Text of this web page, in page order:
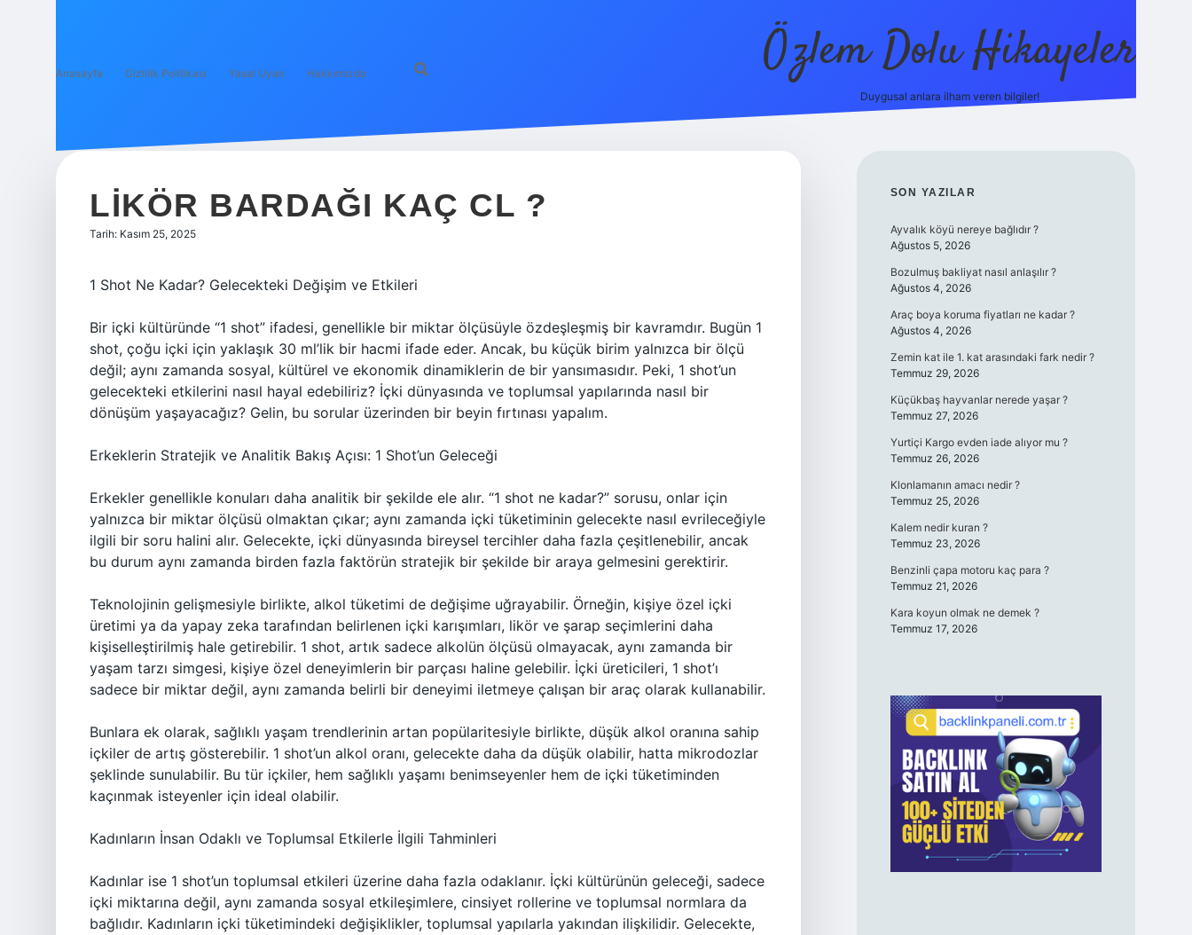
Anasayfa Gizlilik Politikası Yasal Uyarı Hakkımızda Özlem Dolu Hikayeler
Duygusal anlara ilham veren bilgiler!
LIKÖR BARDAĞI KAÇ CL ?
Tarih: Kasım 25, 2025
1 Shot Ne Kadar? Gelecekteki Değişim ve Etkileri
Bir içki kültüründe “1 shot” ifadesi, genellikle bir miktar ölçüsüyle özdeşleşmiş bir kavramdır. Bugün 1
shot, çoğu içki için yaklaşık 30 ml’lik bir hacmi ifade eder. Ancak, bu küçük birim yalnızca bir ölçü
değil; aynı zamanda sosyal, kültürel ve ekonomik dinamiklerin de bir yansımasıdır. Peki, 1 shot’un
gelecekteki etkilerini nasıl hayal edebiliriz? İçki dünyasında ve toplumsal yapılarında nasıl bir
dönüşüm yaşayacağız? Gelin, bu sorular üzerinden bir beyin fırtınası yapalım.
Erkeklerin Stratejik ve Analitik Bakış Açısı: 1 Shot’un Geleceği
Erkekler genellikle konuları daha analitik bir şekilde ele alır. “1 shot ne kadar?” sorusu, onlar için
yalnızca bir miktar ölçüsü olmaktan çıkar; aynı zamanda içki tüketiminin gelecekte nasıl evrileceğiyle
ilgili bir soru halini alır. Gelecekte, içki dünyasında bireysel tercihler daha fazla çeşitlenebilir, ancak
bu durum aynı zamanda birden fazla faktörün stratejik bir şekilde bir araya gelmesini gerektirir.
Teknolojinin gelişmesiyle birlikte, alkol tüketimi de değişime uğrayabilir. Örneğin, kişiye özel içki
üretimi ya da yapay zeka tarafından belirlenen içki karışımları, likör ve şarap seçimlerini daha
kişiselleştirilmiş hale getirebilir. 1 shot, artık sadece alkolün ölçüsü olmayacak, aynı zamanda bir
yaşam tarzı simgesi, kişiye özel deneyimlerin bir parçası haline gelebilir. İçki üreticileri, 1 shot’ı
sadece bir miktar değil, aynı zamanda belirli bir deneyimi iletmeye çalışan bir araç olarak kullanabilir.
Bunlara ek olarak, sağlıklı yaşam trendlerinin artan popülaritesiyle birlikte, düşük alkol oranına sahip
içkiler de artış gösterebilir. 1 shot’un alkol oranı, gelecekte daha da düşük olabilir, hatta mikrodozlar
şeklinde sunulabilir. Bu tür içkiler, hem sağlıklı yaşamı benimseyenler hem de içki tüketiminden
kaçınmak isteyenler için ideal olabilir.
Kadınların İnsan Odaklı ve Toplumsal Etkilerle İlgili Tahminleri
Kadınlar ise 1 shot’un toplumsal etkileri üzerine daha fazla odaklanır. İçki kültürünün geleceği, sadece
içki miktarına değil, aynı zamanda sosyal etkileşimlere, cinsiyet rollerine ve toplumsal normlara da
bağlıdır. Kadınların içki tüketimindeki değişiklikler, toplumsal yapılarla yakından ilişkilidir. Gelecekte,
SIDEBAR
SON YAZILAR
Ayvalık köyü nereye bağlıdır ?
Ağustos 5, 2026
Bozulmuş bakliyat nasıl anlaşılır ?
Ağustos 4, 2026
Araç boya koruma fiyatları ne kadar ?
Ağustos 4, 2026
Zemin kat ile 1. kat arasındaki fark nedir ?
Temmuz 29, 2026
Küçükbaş hayvanlar nerede yaşar ?
Temmuz 27, 2026
Yurtiçi Kargo evden iade alıyor mu ?
Temmuz 26, 2026
Klonlamanın amacı nedir ?
Temmuz 25, 2026
Kalem nedir kuran ?
Temmuz 23, 2026
Benzinli çapa motoru kaç para ?
Temmuz 21, 2026
Kara koyun olmak ne demek ?
Temmuz 17, 2026